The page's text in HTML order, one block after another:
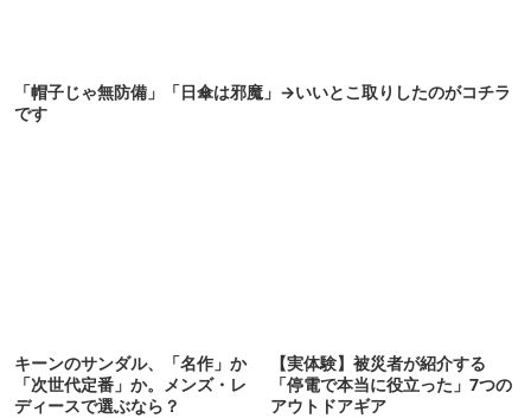
「帽子じゃ無防備」「日傘は邪魔」→いいとこ取りしたのがコチラ
です
キーンのサンダル、「名作」か
「次世代定番」か。メンズ・レ
ディースで選ぶなら？
【実体験】被災者が紹介する
「停電で本当に役立った」7つの
アウトドアギア